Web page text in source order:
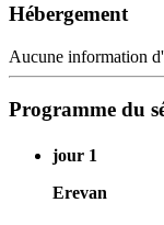
Hébergement
Aucune information
Programme du
jour 1
Erevan